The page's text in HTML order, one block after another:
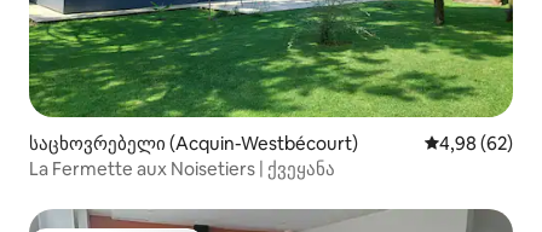
საცხოვრებელი (Acquin-Westbécourt) საშუალო
4,98 (62)
La Fermette aux Noisetiers | ქვეყანა